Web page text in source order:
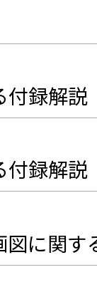
付録解説
付録解説
に関す